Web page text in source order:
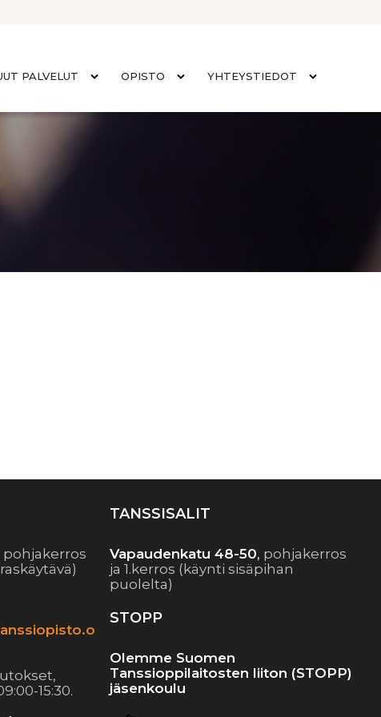
PALVELUT OPISTO YHTEYSTIEDOT
pohjakerros
15:30.
TANSSISALIT
Vapaudenkatu 48-50, pohjakerros
ja 1.kerros (käynti sisäpihan
puolelta)
STOPP
Olemme Suomen
Tanssioppilaitosten liiton (STOPP)
jäsenkoulu